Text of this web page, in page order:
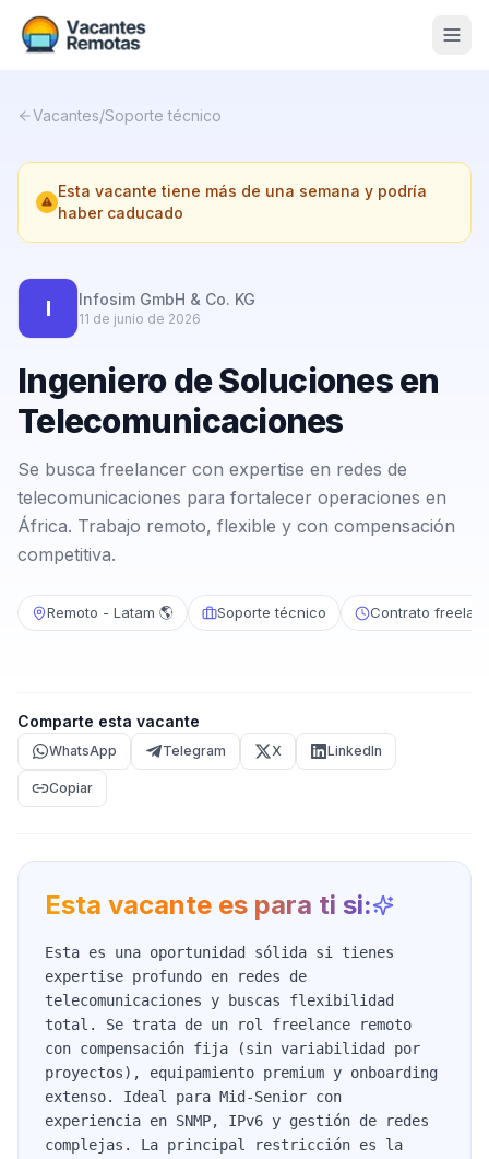
Nosotros
Contacto
Calculadora Freelance Gratis
Vacantes/Soporte técnico
Esta vacante tiene más de una semana y podría
haber caducado
I Infosim GmbH & Co. KG
11 de junio de 2026
Ingeniero de Soluciones en
Telecomunicaciones
Se busca freelancer con expertise en redes de
telecomunicaciones para fortalecer operaciones en
África. Trabajo remoto, flexible y con compensación
competitiva.
Remoto - Latam 🌎 Soporte técnico Contrato
Comparte esta vacante
WhatsApp Telegram X LinkedIn
Copiar
Esta vacante es para ti si:
Esta es una oportunidad sólida si tienes
expertise profundo en redes de
telecomunicaciones y buscas flexibilidad
total. Se trata de un rol freelance remoto
con compensación fija (sin variabilidad por
proyectos), equipamiento premium y onboarding
extenso. Ideal para Mid-Senior con
experiencia en SNMP, IPv6 y gestión de redes
complejas. La principal restricción es la